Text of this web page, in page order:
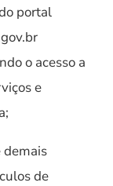
portal
o acesso a
e
demais
de